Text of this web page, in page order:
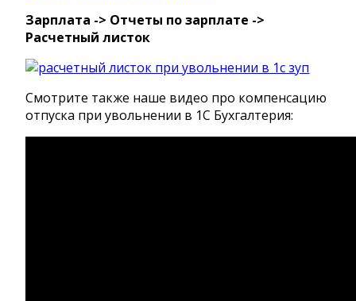
Зарплата -> Отчеты по зарплате ->
Расчетный листок
Смотрите также наше видео про компенсацию
отпуска при увольнении в 1С Бухгалтерия: